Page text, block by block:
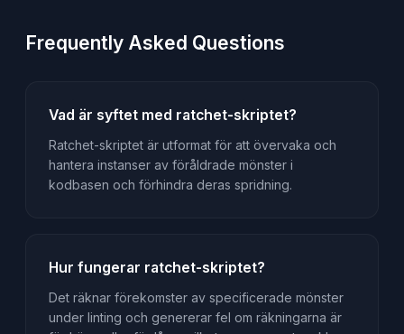
Frequently Asked Questions
Vad är syftet med ratchet-skriptet?
Ratchet-skriptet är utformat för att övervaka och
hantera instanser av föråldrade mönster i
kodbasen och förhindra deras spridning.
Hur fungerar ratchet-skriptet?
Det räknar förekomster av specificerade mönster
under linting och genererar fel om räkningarna är